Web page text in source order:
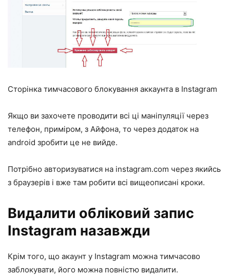
Сторінка тимчасового блокування аккаунта в Instagram
Якщо ви захочете проводити всі ці маніпуляції через
телефон, приміром, з Айфона, то через додаток на
android зробити це не вийде.
Потрібно авторизуватися на instagram.com через якийсь
з браузерів і вже там робити всі вищеописані кроки.
Видалити обліковий запис
Instagram назавжди
Крім того, що акаунт у Instagram можна тимчасово
заблокувати, його можна повністю видалити.